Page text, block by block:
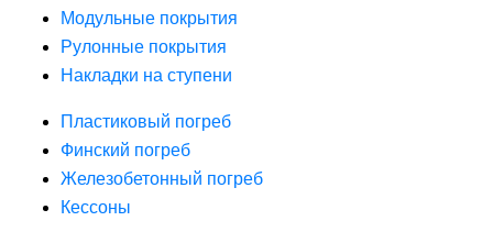
Модульные покрытия
Рулонные покрытия
Накладки на ступени
Пластиковый погреб
Финский погреб
Железобетонный погреб
Кессоны